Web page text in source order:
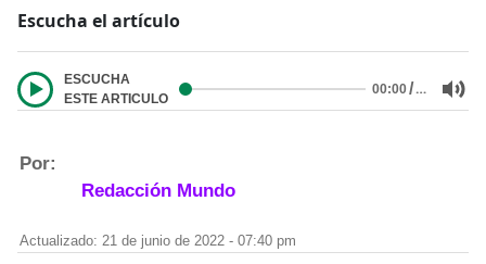
Escucha el artículo
ESCUCHA
ESTE ARTICULO
00:00/…
Por:
Redacción Mundo
Actualizado: 21 de junio de 2022 - 07:40 pm